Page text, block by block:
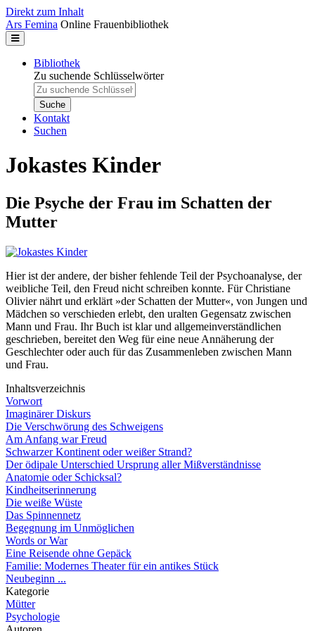
Direkt zum Inhalt
Ars Femina Online Frauenbibliothek
Bibliothek
Zu suchende Schlüsselwörter
Kontakt
Suchen
Jokastes Kinder
Die Psyche der Frau im Schatten der
Mutter
Hier ist der andere, der bisher fehlende Teil der Psychoanalyse, der
weibliche Teil, den Freud nicht schreiben konnte. Für Christiane
Olivier nährt und erklärt »der Schatten der Mutter«, von Jungen und
Mädchen so verschieden erlebt, den uralten Gegensatz zwischen
Mann und Frau. Ihr Buch ist klar und allgemeinverständlichen
geschrieben, bereitet den Weg für eine neue Annäherung der
Geschlechter oder auch für das Zusammenleben zwischen Mann
und Frau.
Inhaltsverzeichnis
Vorwort
Imaginärer Diskurs
Die Verschwörung des Schweigens
Am Anfang war Freud
Schwarzer Kontinent oder weißer Strand?
Der ödipale Unterschied Ursprung aller Mißverständnisse
Anatomie oder Schicksal?
Kindheitserinnerung
Die weiße Wüste
Das Spinnennetz
Begegnung im Unmöglichen
Words or War
Eine Reisende ohne Gepäck
Familie: Modernes Theater für ein antikes Stück
Neubeginn ...
Kategorie
Mütter
Psychologie